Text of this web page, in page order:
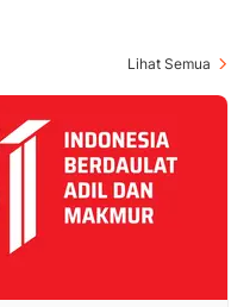
Lihat Semua